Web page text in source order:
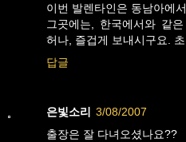
이번 발렌타인은 동남아에
그곳에는, 한국에서와 같
허나, 즐겁게 보내시구요.
답글
은빛소리
3/08/2007
출장은 잘 다녀오셨나요??